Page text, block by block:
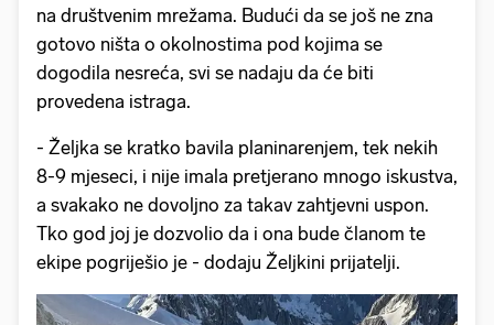
na društvenim mrežama. Budući da se još ne zna
gotovo ništa o okolnostima pod kojima se
dogodila nesreća, svi se nadaju da će biti
provedena istraga.
- Željka se kratko bavila planinarenjem, tek nekih
8-9 mjeseci, i nije imala pretjerano mnogo iskustva,
a svakako ne dovoljno za takav zahtjevni uspon.
Tko god joj je dozvolio da i ona bude članom te
ekipe pogriješio je - dodaju Željkini prijatelji.